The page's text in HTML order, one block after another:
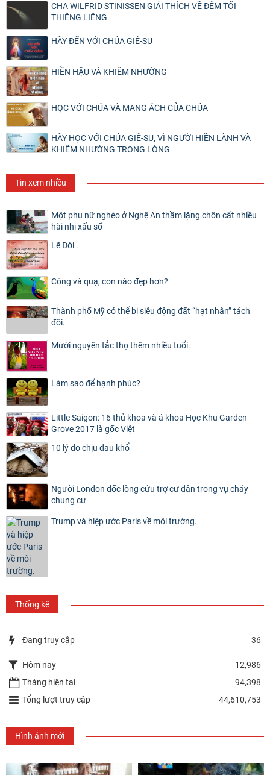
CHA WILFRID STINISSEN GIẢI THÍCH VỀ ĐÊM TỐI
THIÊNG LIÊNG
HÃY ĐẾN VỚI CHÚA GIÊ-SU
HIỀN HẬU VÀ KHIÊM NHƯỜNG
HỌC VỚI CHÚA VÀ MANG ÁCH CỦA CHÚA
HÃY HỌC VỚI CHÚA GIÊ-SU, VÌ NGƯỜI HIỀN LÀNH VÀ
KHIÊM NHƯỜNG TRONG LÒNG
Tin xem nhiều
Một phụ nữ nghèo ở Nghệ An thầm lặng chôn cất nhiều
hài nhi xấu số
Lẽ Đời .
Công và quạ, con nào đẹp hơn?
Thành phố Mỹ có thể bị siêu động đất “hạt nhân” tách
đôi.
Mười nguyên tắc thọ thêm nhiều tuổi.
Làm sao để hạnh phúc?
Little Saigon: 16 thủ khoa và á khoa Học Khu Garden
Grove 2017 là gốc Việt
10 lý do chịu đau khổ
Người London dốc lòng cứu trợ cư dân trong vụ cháy
chung cư
Trump và hiệp ước Paris về môi trường.
Thống kê
Đang truy cập 36
Hôm nay
12,986
Tháng hiện tại
94,398
Tổng lượt truy cập
44,610,753
Hình ảnh mới